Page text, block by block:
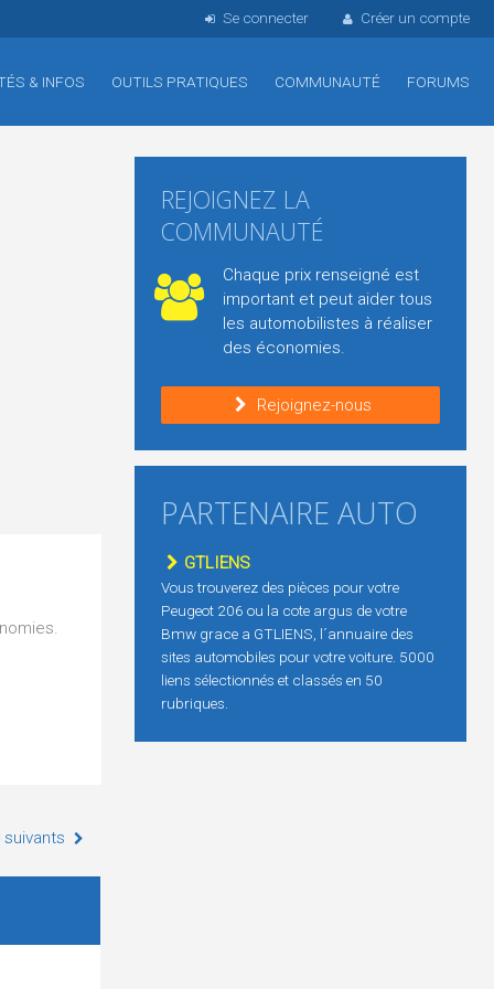
Se connecter Créer un compte
& INFOS OUTILS PRATIQUES COMMUNAUTÉ FORUMS
suivants
REJOIGNEZ LA
COMMUNAUTÉ
Chaque prix renseigné est
important et peut aider tous
les automobilistes à réaliser
des économies.
Rejoignez-nous
PARTENAIRE AUTO
GTLIENS
Vous trouverez des pièces pour votre
Peugeot 206 ou la cote argus de votre
Bmw grace a GTLIENS, l´annuaire des
sites automobiles pour votre voiture. 5000
liens sélectionnés et classés en 50
rubriques.